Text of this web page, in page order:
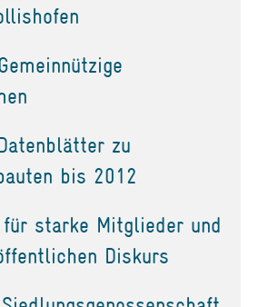
zu
bis 2012
für starke Mitglieder und
Diskurs